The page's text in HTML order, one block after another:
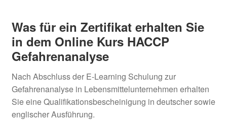
Was für ein Zertifikat erhalten Sie
in dem Online Kurs HACCP
Gefahrenanalyse
Nach Abschluss der E-Learning Schulung zur
Gefahrenanalyse in Lebensmittelunternehmen erhalten
Sie eine Qualifikationsbescheinigung in deutscher sowie
englischer Ausführung.